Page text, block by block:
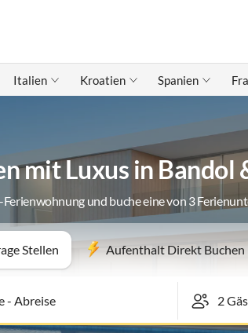
Italien Kroatien Spanien
mit Luxus in Bandol
Ferienwohnung und buche eine von 3
Stellen Aufenthalt Direkt Buchen
-Abreise